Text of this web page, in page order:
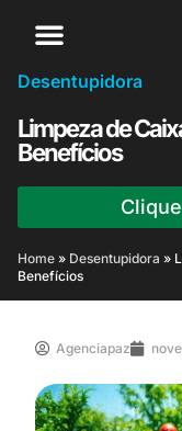
Desentupidora
Limpeza de
Benefícios
Home » Desentupidora »
Benefícios
Agenciapaz